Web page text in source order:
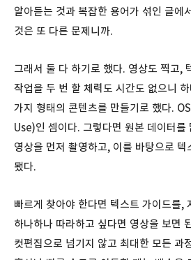
알아듣는 것과 복잡한 용어가 섞인 글에
것은 또 다른 문제니까.
그래서 둘 다 하기로 했다. 영상도 찍고,
작업을 두 번 할 체력도 시간도 없으니
가지 형태의 콘텐츠를 만들기로 했다.
Use)인 셈이다. 그렇다면 원본 데이터를
영상을 먼저 촬영하고, 이를 바탕으로 텍
됐다.
빠르게 찾아야 한다면 텍스트 가이드를,
하나하나 따라하고 싶다면 영상을 보면
컷편집으로 넘기지 않고 최대한 모든 과